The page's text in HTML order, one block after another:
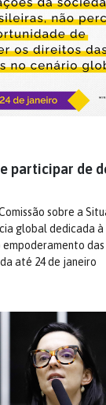
participar de
sobre a
global dedicada
das
até 24 de janeiro